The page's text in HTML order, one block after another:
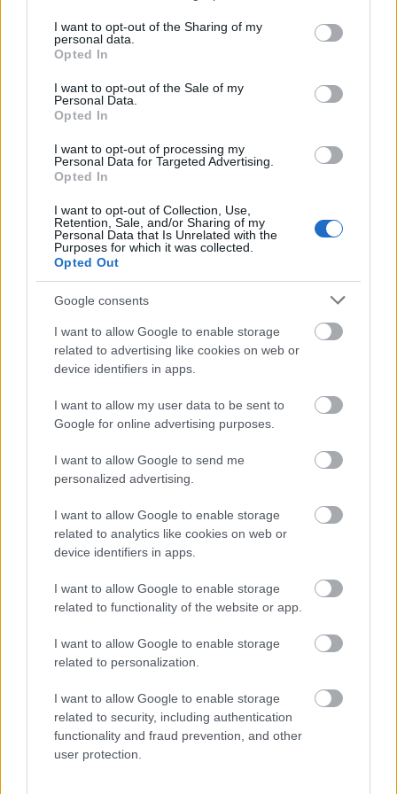
not limited to your visit or usage behaviour. You may click to
grant or deny consent to Google and its third-party tags to
use your data for below specified purposes in below Google
consent section.
I want to opt-out of the Sharing of my
personal data.
Opted In
I want to opt-out of the Sale of my
Personal Data.
Opted In
I want to opt-out of processing my
Personal Data for Targeted Advertising.
Opted In
I want to opt-out of Collection, Use,
Retention, Sale, and/or Sharing of my
Personal Data that Is Unrelated with the
Purposes for which it was collected.
Opted Out
Google consents
I want to allow Google to enable storage
related to advertising like cookies on web or
device identifiers in apps.
I want to allow my user data to be sent to
Google for online advertising purposes.
I want to allow Google to send me
personalized advertising.
I want to allow Google to enable storage
related to analytics like cookies on web or
device identifiers in apps.
I want to allow Google to enable storage
related to functionality of the website or app.
I want to allow Google to enable storage
related to personalization.
I want to allow Google to enable storage
related to security, including authentication
functionality and fraud prevention, and other
user protection.
Amint az már megszokottá vált,
Bocsárdi László
rendező ebben ez esetben is a klasszikus vígjáték
újszerű színrevitelét kínálja.
A fösvény
Illyés Gyulafordításának felhasználásával
Szereposztás:Pálffy Tibor, Derzsi Dezső, Szalma
Hajnalka, Pál Ferenczi Gyöngyi, Nagy Alfréd,
Mátray László, Benedek Ágnes, Szakács László,